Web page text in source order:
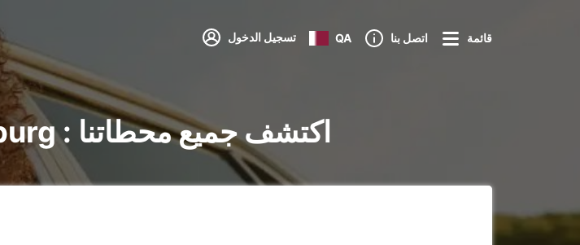
تسجيل الدخول QA اتصل بنا قائمة
تأجير السيارات في Pietermaritzburg : اكتشف جميع محطاتنا